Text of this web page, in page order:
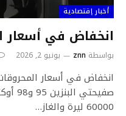
أخبار إقتصادية
انخفاض في أسعار
بواسطة znn يونيو 2, 2026
انخفاض في أسعار
60000 ليرة والغاز…